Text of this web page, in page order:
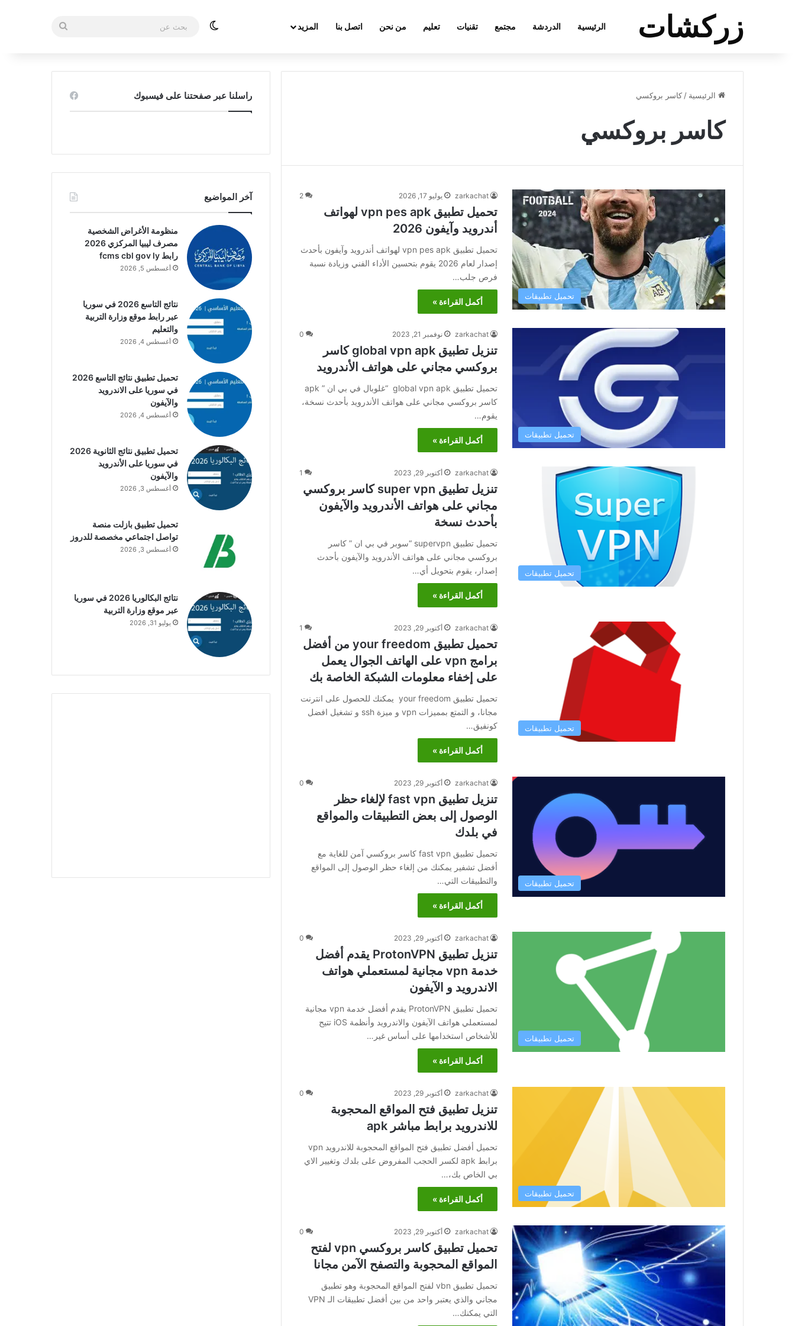
زركشات الرئيسية الدردشة مجتمع تقنيات تعليم من نحن اتصل بنا المزيد الوضع المظلم
الرئيسية / كاسر بروكسي
كاسر بروكسي
تحميل تطبيقات
zarkachat يوليو 17, 2026 2
تحميل تطبيق vpn pes apk لهواتف
أندرويد وآيفون 2026
تحميل تطبيق vpn pes apk لهواتف أندرويد وآيفون بأحدث
إصدار لعام 2026 يقوم بتحسين الأداء الفني وزيادة نسبة
فرص جلب…
أكمل القراءة »
تحميل تطبيقات
zarkachat نوفمبر 21, 2023 0
تنزيل تطبيق global vpn apk كاسر
بروكسي مجاني على هواتف الأندرويد
تحميل تطبيق global vpn apk “غلوبال في بي ان ” apk
كاسر بروكسي مجاني على هواتف الأندرويد بأحدث نسخة،
يقوم…
أكمل القراءة »
تحميل تطبيقات
zarkachat أكتوبر 29, 2023 1
تنزيل تطبيق super vpn كاسر بروكسي
مجاني على هواتف الأندرويد والآيفون
بأحدث نسخة
تحميل تطبيق supervpn “سوبر في بي ان ” كاسر
بروكسي مجاني على هواتف الأندرويد والآيفون بأحدث
إصدار، يقوم بتحويل أي…
أكمل القراءة »
تحميل تطبيقات
zarkachat أكتوبر 29, 2023 1
تحميل تطبيق your freedom من أفضل
برامج vpn على الهاتف الجوال يعمل
على إخفاء معلومات الشبكة الخاصة بك
تحميل تطبيق your freedom يمكنك للحصول على انترنت
مجانا، و التمتع بمميزات vpn و ميزة ssh و تشغيل افضل
كونفيق…
أكمل القراءة »
تحميل تطبيقات
zarkachat أكتوبر 29, 2023 0
تنزيل تطبيق fast vpn لإلغاء حظر
الوصول إلى بعض التطبيقات والمواقع
في بلدك
تحميل تطبيق fast vpn كاسر بروكسي آمن للغاية مع
أفضل تشفير يمكنك من إلغاء حظر الوصول إلى المواقع
والتطبيقات التي…
أكمل القراءة »
تحميل تطبيقات
zarkachat أكتوبر 29, 2023 0
تنزيل تطبيق ProtonVPN يقدم أفضل
خدمة vpn مجانية لمستعملي هواتف
الاندرويد و الآيفون
تحميل تطبيق ProtonVPN يقدم أفضل خدمة vpn مجانية
لمستعملي هواتف الآيفون والاندرويد وأنظمة iOS تتيح
للأشخاص استخدامها على أساس غير…
أكمل القراءة »
تحميل تطبيقات
zarkachat أكتوبر 29, 2023 0
تنزيل تطبيق فتح المواقع المحجوبة
للاندرويد برابط مباشر apk
تحميل أفضل تطبيق فتح المواقع المحجوبة للاندرويد vpn
برابط apk لكسر الحجب المفروض على بلدك وتغيير الاي
بي الخاص بك،…
أكمل القراءة »
zarkachat أكتوبر 29, 2023 0
تحميل تطبيق كاسر بروكسي vpn لفتح
المواقع المحجوبة والتصفح الآمن مجانا
تحميل تطبيق vbn لفتح المواقع المحجوبة وهو تطبيق
مجاني والذي يعتبر واحد من بين أفضل تطبيقات الـ VPN
التي يمكنك…
راسلنا عبر صفحتنا على فيسبوك
آخر المواضيع
منظومة الأغراض الشخصية
مصرف ليبيا المركزي 2026
رابط fcms cbl gov ly
أغسطس 5, 2026
نتائج التاسع 2026 في سوريا
عبر رابط موقع وزارة التربية
والتعليم
أغسطس 4, 2026
تحميل تطبيق نتائج التاسع 2026
في سوريا على الاندرويد
والآيفون
أغسطس 4, 2026
تحميل تطبيق نتائج الثانوية 2026
في سوريا على الأندرويد
والآيفون
أغسطس 3, 2026
تحميل تطبيق بازلت منصة
تواصل اجتماعي مخصصة للدروز
أغسطس 3, 2026
نتائج البكالوريا 2026 في سوريا
عبر موقع وزارة التربية
يوليو 31, 2026